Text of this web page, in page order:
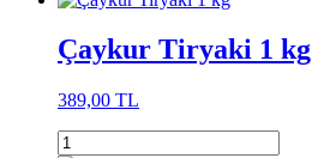
Çaykur Tiryaki 1 kg
389,00 TL